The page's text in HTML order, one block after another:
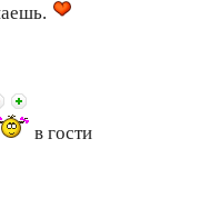
в гости